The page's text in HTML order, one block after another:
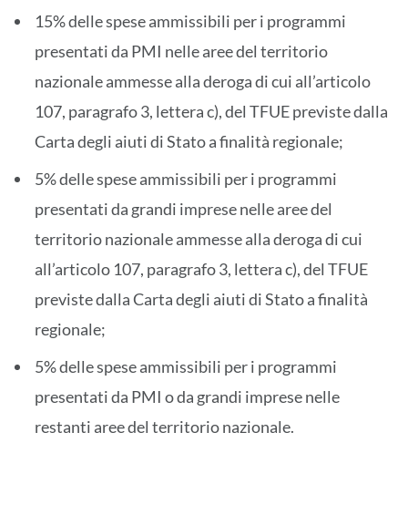
15% delle spese ammissibili per i programmi
presentati da PMI nelle aree del territorio
nazionale ammesse alla deroga di cui all’articolo
107, paragrafo 3, lettera c), del TFUE previste dalla
Carta degli aiuti di Stato a finalità regionale;
5% delle spese ammissibili per i programmi
presentati da grandi imprese nelle aree del
territorio nazionale ammesse alla deroga di cui
all’articolo 107, paragrafo 3, lettera c), del TFUE
previste dalla Carta degli aiuti di Stato a finalità
regionale;
5% delle spese ammissibili per i programmi
presentati da PMI o da grandi imprese nelle
restanti aree del territorio nazionale.